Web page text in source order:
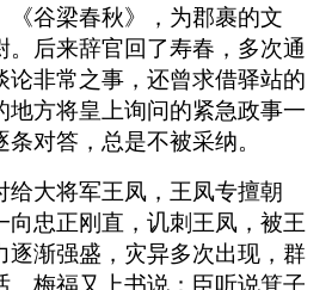
《谷梁春秋》，为郡裹的文
。后来辞官回了寿春，多次通
论非常之事，还曾求借驿站的
地方将皇上询问的紧急政事一
对答，总是不被采纳。
给大将军王凤，王凤专擅朝
向忠正刚直，讥刺王凤，被王
逐渐强盛，灾异多次出现，群
。梅福又上书说：臣听说箕子